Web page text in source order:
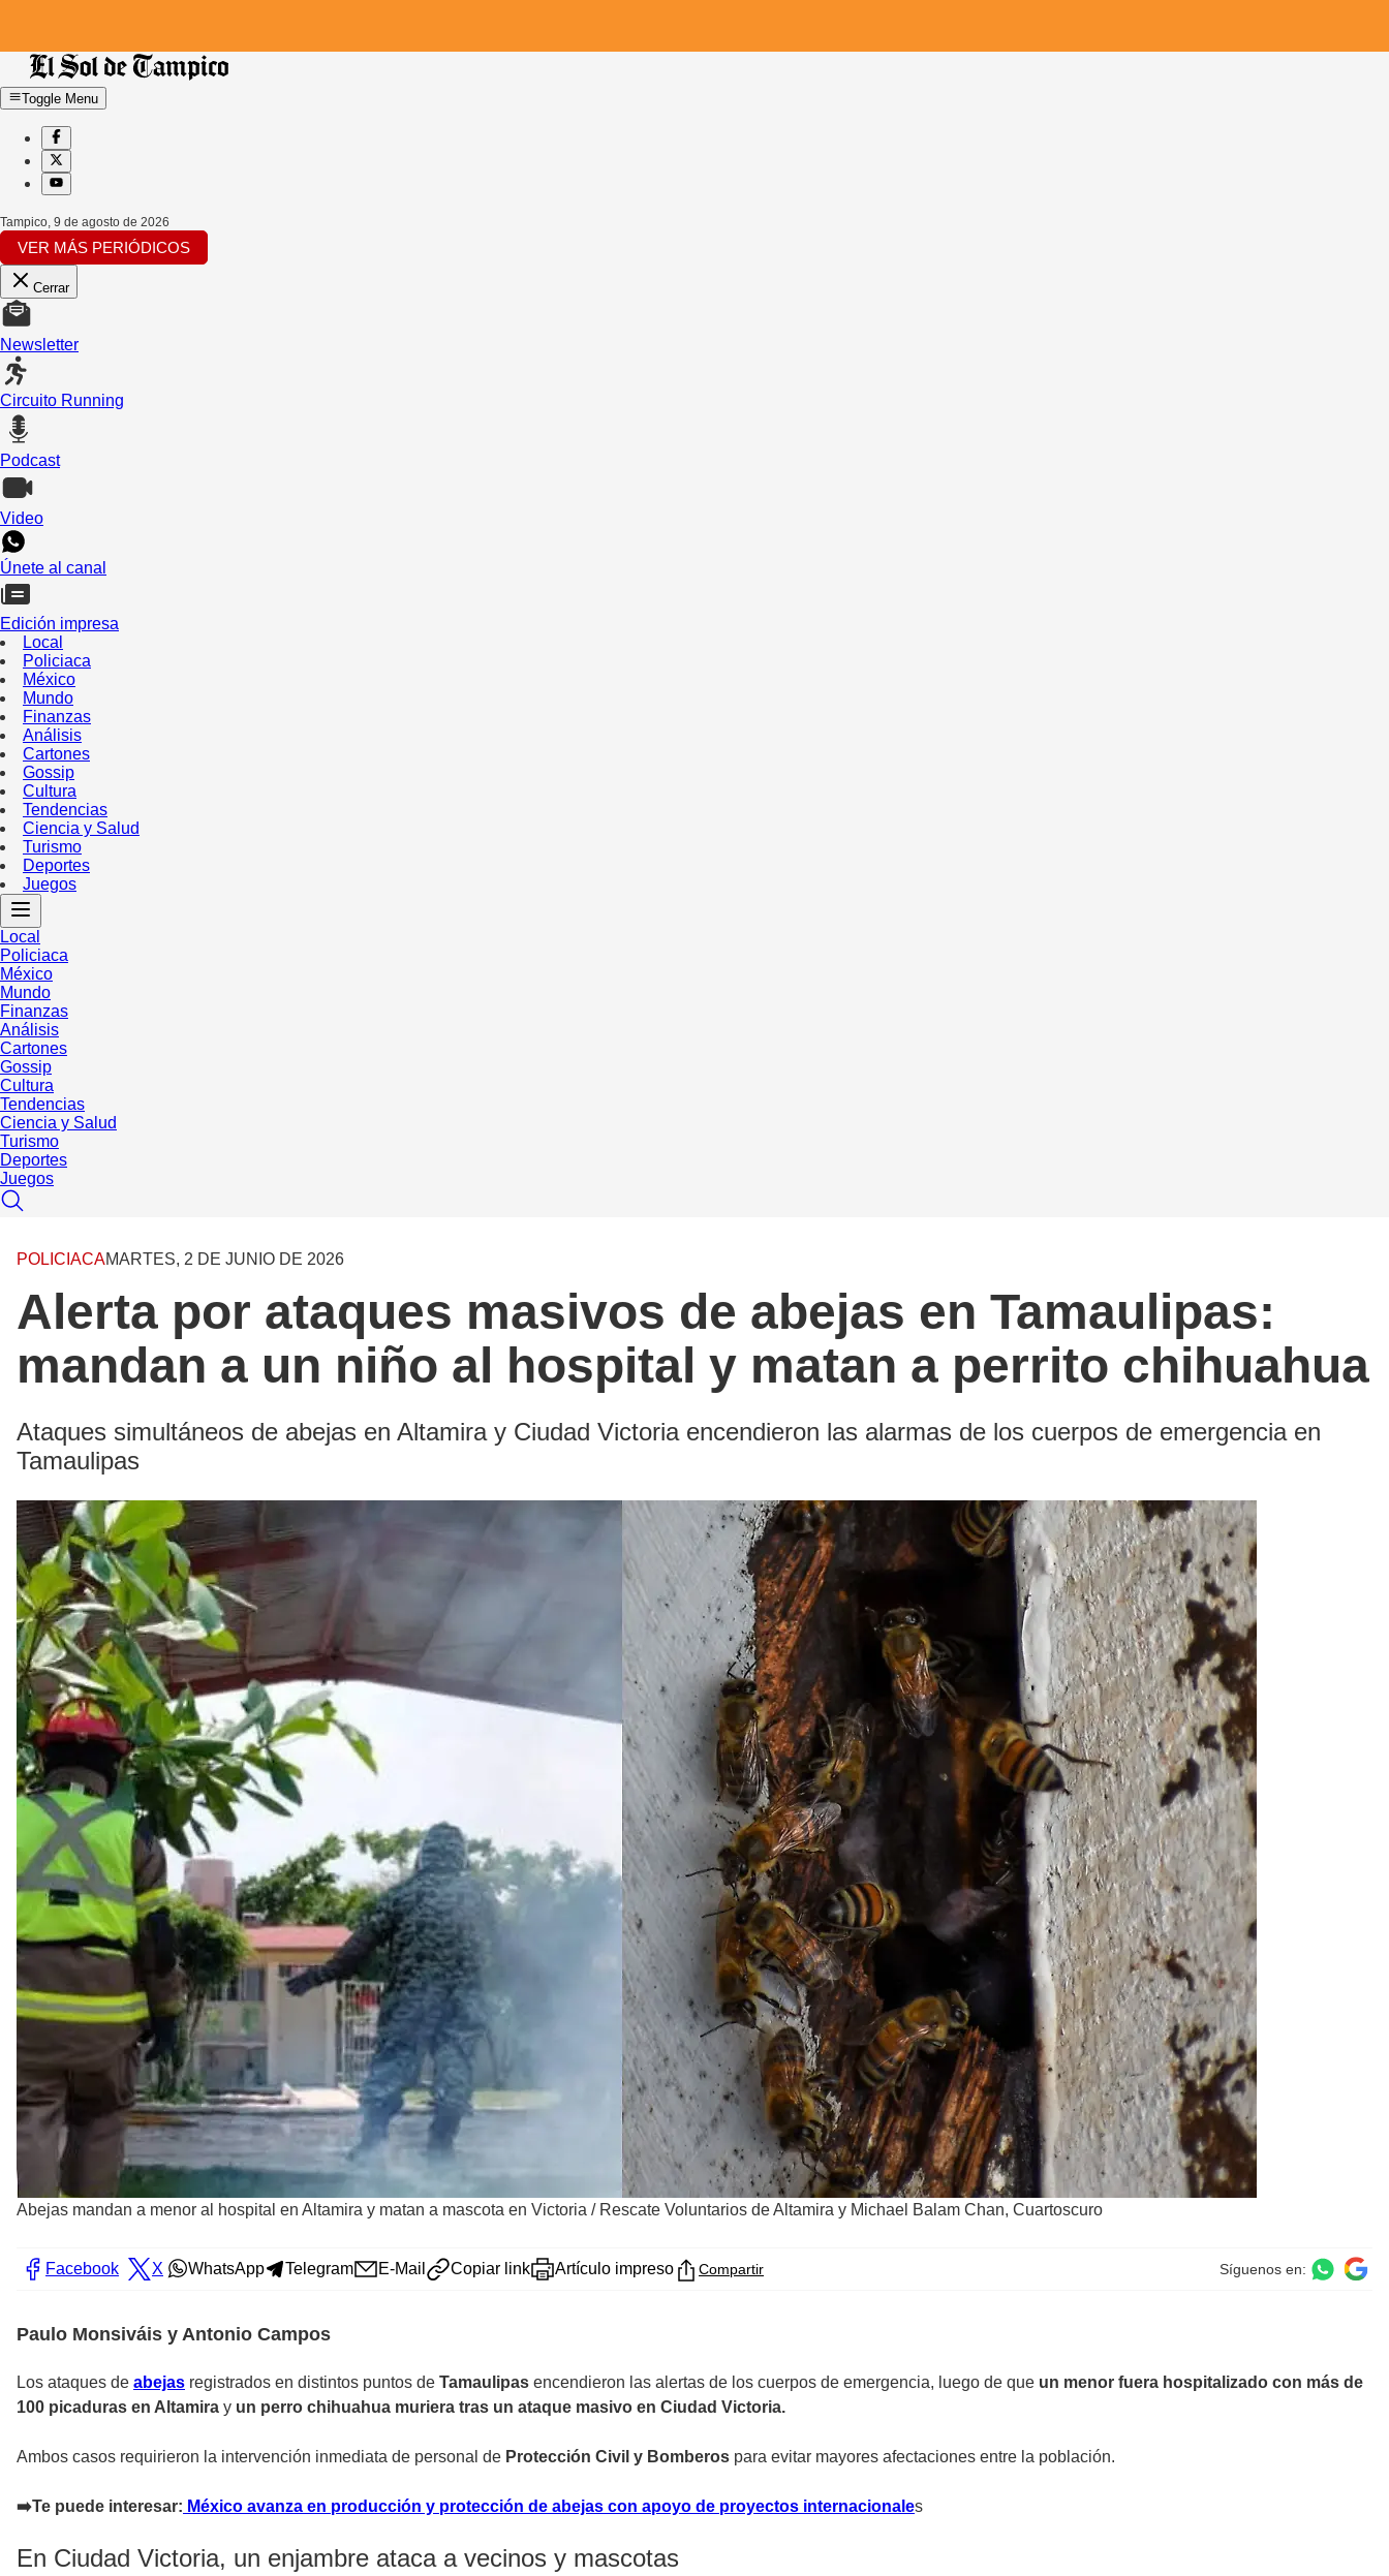
Toggle Menu
Tampico, 9 de agosto de 2026
VER MÁS PERIÓDICOS
Cerrar
Newsletter
Circuito Running
Podcast
Video
Únete al canal
Edición impresa
Local
Policiaca
México
Mundo
Finanzas
Análisis
Cartones
Gossip
Cultura
Tendencias
Ciencia y Salud
Turismo
Deportes
Juegos
Local
Policiaca
México
Mundo
Finanzas
Análisis
Cartones
Gossip
Cultura
Tendencias
Ciencia y Salud
Turismo
Deportes
Juegos
POLICIACAMARTES, 2 DE JUNIO DE 2026
Alerta por ataques masivos de abejas en Tamaulipas:
mandan a un niño al hospital y matan a perrito chihuahua
Ataques simultáneos de abejas en Altamira y Ciudad Victoria encendieron las alarmas de los cuerpos de emergencia en
Tamaulipas
Abejas mandan a menor al hospital en Altamira y matan a mascota en Victoria / Rescate Voluntarios de Altamira y Michael Balam Chan, Cuartoscuro
Facebook X WhatsApp Telegram E-Mail Copiar link Artículo impreso Compartir Síguenos en:
Paulo Monsiváis y Antonio Campos
Los ataques de abejas registrados en distintos puntos de Tamaulipas encendieron las alertas de los cuerpos de emergencia, luego de que un menor fuera hospitalizado con más de
100 picaduras en Altamira y un perro chihuahua muriera tras un ataque masivo en Ciudad Victoria.
Ambos casos requirieron la intervención inmediata de personal de Protección Civil y Bomberos para evitar mayores afectaciones entre la población.
➡️Te puede interesar: México avanza en producción y protección de abejas con apoyo de proyectos internacionales
En Ciudad Victoria, un enjambre ataca a vecinos y mascotas